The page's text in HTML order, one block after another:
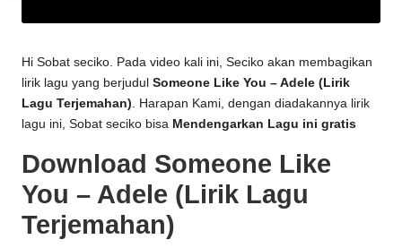
Hi Sobat seciko. Pada video kali ini, Seciko akan membagikan
lirik lagu yang berjudul Someone Like You – Adele (Lirik
Lagu Terjemahan). Harapan Kami, dengan diadakannya lirik
lagu ini, Sobat seciko bisa Mendengarkan Lagu ini gratis
Download Someone Like
You – Adele (Lirik Lagu
Terjemahan)